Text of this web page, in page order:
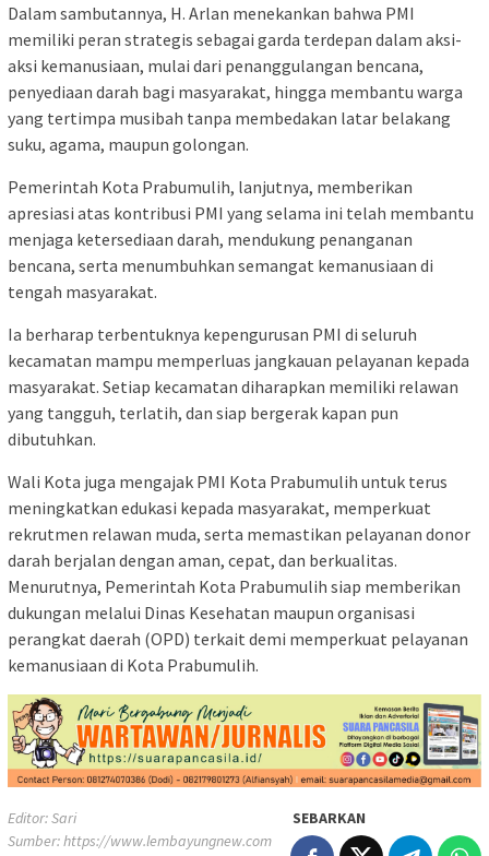
Dalam sambutannya, H. Arlan menekankan bahwa PMI
memiliki peran strategis sebagai garda terdepan dalam aksi-
aksi kemanusiaan, mulai dari penanggulangan bencana,
penyediaan darah bagi masyarakat, hingga membantu warga
yang tertimpa musibah tanpa membedakan latar belakang
suku, agama, maupun golongan.
Pemerintah Kota Prabumulih, lanjutnya, memberikan
apresiasi atas kontribusi PMI yang selama ini telah membantu
menjaga ketersediaan darah, mendukung penanganan
bencana, serta menumbuhkan semangat kemanusiaan di
tengah masyarakat.
Ia berharap terbentuknya kepengurusan PMI di seluruh
kecamatan mampu memperluas jangkauan pelayanan kepada
masyarakat. Setiap kecamatan diharapkan memiliki relawan
yang tangguh, terlatih, dan siap bergerak kapan pun
dibutuhkan.
Wali Kota juga mengajak PMI Kota Prabumulih untuk terus
meningkatkan edukasi kepada masyarakat, memperkuat
rekrutmen relawan muda, serta memastikan pelayanan donor
darah berjalan dengan aman, cepat, dan berkualitas.
Menurutnya, Pemerintah Kota Prabumulih siap memberikan
dukungan melalui Dinas Kesehatan maupun organisasi
perangkat daerah (OPD) terkait demi memperkuat pelayanan
kemanusiaan di Kota Prabumulih.
Editor: Sari
Sumber:https://www.lembayungnew.com
SEBARKAN